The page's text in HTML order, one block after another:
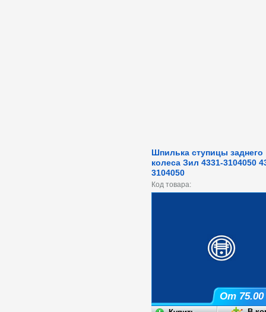
Шпилька ступицы заднего
колеса Зил 4331-3104050
3104050
Код товара:
От 75.00